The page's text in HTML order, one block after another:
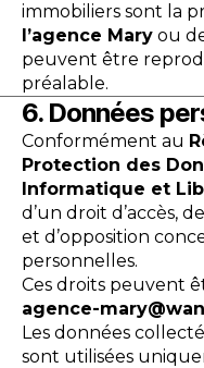
immobiliers sont la
l’agence Mary ou
peuvent être
préalable.
6. Données
Conformément au
Protection des
Informatique et
d’un droit d’accès,
et d’opposition
personnelles.
Ces droits peuvent
agence-
Les données
sont utilisées